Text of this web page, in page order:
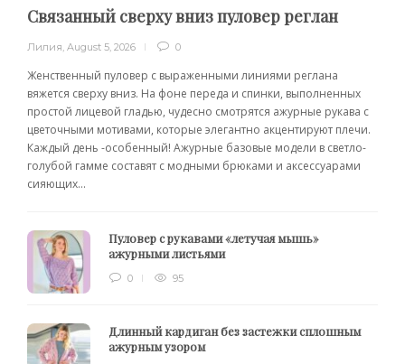
Связанный сверху вниз пуловер реглан
Лилия, August 5, 2026 0
Женственный пуловер с выраженными линиями реглана
вяжется сверху вниз. На фоне переда и спинки, выполненных
простой лицевой гладью, чудесно смотрятся ажурные рукава с
цветочными мотивами, которые элегантно акцентируют плечи.
Каждый день -особенный! Ажурные базовые модели в светло-
голубой гамме составят с модными брюками и аксессуарами
сияющих...
Пуловер с рукавами «летучая мышь»
ажурными листьями
0 95
Длинный кардиган без застежки сплошным
ажурным узором